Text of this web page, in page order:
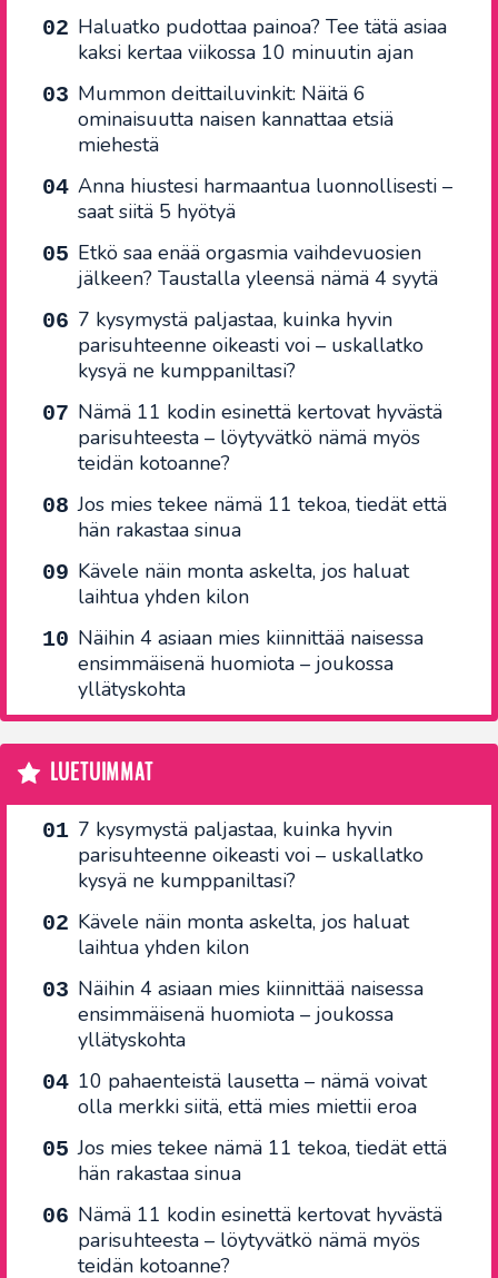
Haluatko pudottaa painoa? Tee tätä asiaa
kaksi kertaa viikossa 10 minuutin ajan
Mummon deittailuvinkit: Näitä 6
ominaisuutta naisen kannattaa etsiä
miehestä
Anna hiustesi harmaantua luonnollisesti –
saat siitä 5 hyötyä
Etkö saa enää orgasmia vaihdevuosien
jälkeen? Taustalla yleensä nämä 4 syytä
7 kysymystä paljastaa, kuinka hyvin
parisuhteenne oikeasti voi – uskallatko
kysyä ne kumppaniltasi?
Nämä 11 kodin esinettä kertovat hyvästä
parisuhteesta – löytyvätkö nämä myös
teidän kotoanne?
Jos mies tekee nämä 11 tekoa, tiedät että
hän rakastaa sinua
Kävele näin monta askelta, jos haluat
laihtua yhden kilon
Näihin 4 asiaan mies kiinnittää naisessa
ensimmäisenä huomiota – joukossa
yllätyskohta
LUETUIMMAT
7 kysymystä paljastaa, kuinka hyvin
parisuhteenne oikeasti voi – uskallatko
kysyä ne kumppaniltasi?
Kävele näin monta askelta, jos haluat
laihtua yhden kilon
Näihin 4 asiaan mies kiinnittää naisessa
ensimmäisenä huomiota – joukossa
yllätyskohta
10 pahaenteistä lausetta – nämä voivat
olla merkki siitä, että mies miettii eroa
Jos mies tekee nämä 11 tekoa, tiedät että
hän rakastaa sinua
Nämä 11 kodin esinettä kertovat hyvästä
parisuhteesta – löytyvätkö nämä myös
teidän kotoanne?